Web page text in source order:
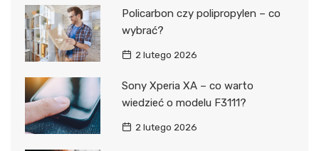
Policarbon czy polipropylen – co
wybrać?
2 lutego 2026
Sony Xperia XA – co warto
wiedzieć o modelu F3111?
2 lutego 2026